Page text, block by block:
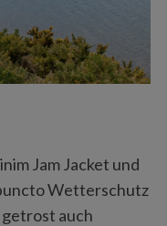
Jam Jacket und
Wetterschutz
auch